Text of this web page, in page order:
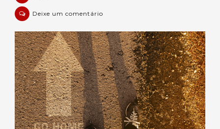
Deixe um comentário
para
casa